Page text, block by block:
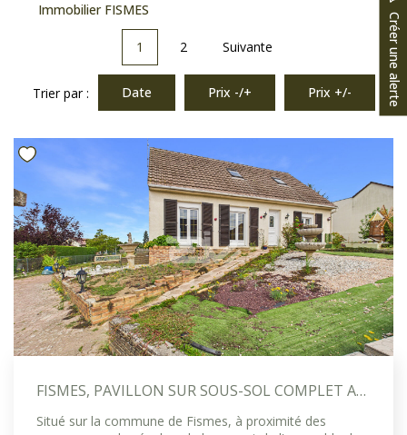
Immobilier FISMES
Créer une alerte
1 2 Suivante
Trier par : Date Prix -/+ Prix +/-
FISMES, PAVILLON SUR SOUS-SOL COMPLET AVEC VIE DE PLAIN-PIED, FORT POTENTIEL ET ENVIRONNEMENT PRIVILÉGIÉ
Situé sur la commune de Fismes, à proximité des